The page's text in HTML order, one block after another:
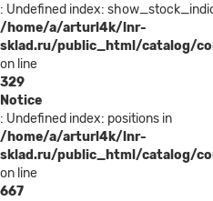
: Undefined index:
/home/a/arturl4k/lnr-
sklad.ru/public_html/catalog/
on line
329
Notice
: Undefined index: positions in
/home/a/arturl4k/lnr-
sklad.ru/public_html/catalog/
on line
667